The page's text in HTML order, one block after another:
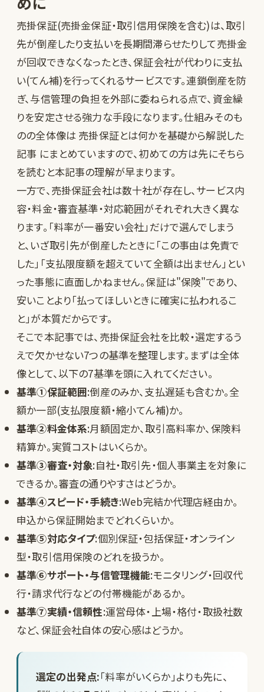
売掛保証(売掛金保証・取引信用保険を含む)は、取引
先が倒産したり支払いを長期間滞らせたりして売掛金
が回収できなくなったとき、保証会社が代わりに支払
い(てん補)を行ってくれるサービスです。連鎖倒産を防
ぎ、与信管理の負担を外部に委ねられる点で、資金繰
りを安定させる強力な手段になります。仕組みそのも
のの全体像は 売掛保証とは何かを基礎から解説した
記事 にまとめていますので、初めての方は先にそちら
を読むと本記事の理解が早まります。
一方で、売掛保証会社は数十社が存在し、サービス内
容・料金・審査基準・対応範囲がそれぞれ大きく異な
ります。「料率が一番安い会社」だけで選んでしまう
と、いざ取引先が倒産したときに「この事由は免責で
した」「支払限度額を超えていて全額は出ません」とい
った事態に直面しかねません。保証は"保険"であり、
安いことより「払ってほしいときに確実に払われるこ
と」が本質だからです。
そこで本記事では、売掛保証会社を比較・選定するう
えで欠かせない7つの基準を整理します。まずは全体
像として、以下の7基準を頭に入れてください。
基準①保証範囲:倒産のみか、支払遅延も含むか。全
額か一部(支払限度額・縮小てん補)か。
基準②料金体系:月額固定か、取引高料率か、保険料
精算か。実質コストはいくらか。
基準③審査・対象:自社・取引先・個人事業主を対象に
できるか。審査の通りやすさはどうか。
基準④スピード・手続き:Web完結か代理店経由か。
申込から保証開始までどれくらいか。
基準⑤対応タイプ:個別保証・包括保証・オンライン
型・取引信用保険のどれを扱うか。
基準⑥サポート・与信管理機能:モニタリング・回収代
行・請求代行などの付帯機能があるか。
基準⑦実績・信頼性:運営母体・上場・格付・取扱社数
など、保証会社自体の安心感はどうか。
選定の出発点:「料率がいくらか」よりも先に、